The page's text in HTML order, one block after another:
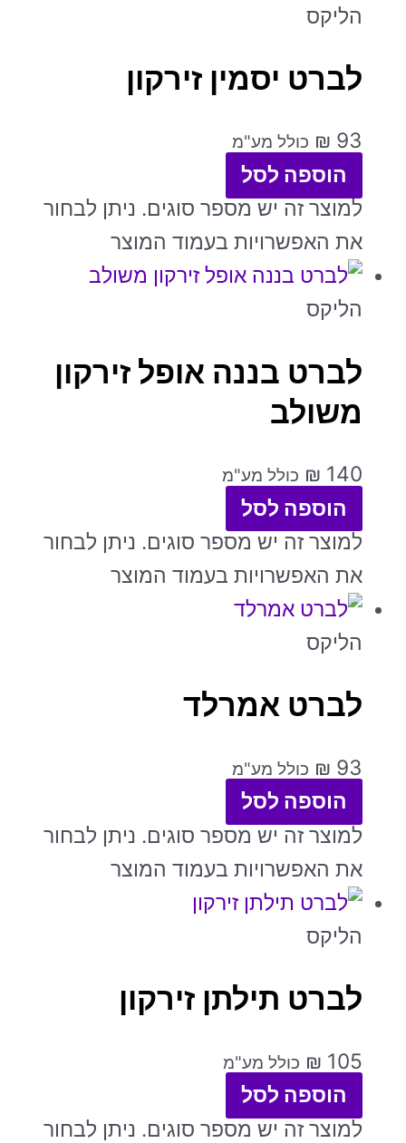
הליקס
לברט יסמין זירקון
₪ 93 כולל מע"מ
הוספה לסל
למוצר זה יש מספר סוגים. ניתן לבחור
את האפשרויות בעמוד המוצר
הליקס
לברט בננה אופל זירקון
משולב
₪ 140 כולל מע"מ
הוספה לסל
למוצר זה יש מספר סוגים. ניתן לבחור
את האפשרויות בעמוד המוצר
הליקס
לברט אמרלד
₪ 93 כולל מע"מ
הוספה לסל
למוצר זה יש מספר סוגים. ניתן לבחור
את האפשרויות בעמוד המוצר
הליקס
לברט תילתן זירקון
₪ 105 כולל מע"מ
הוספה לסל
למוצר זה יש מספר סוגים. ניתן לבחור